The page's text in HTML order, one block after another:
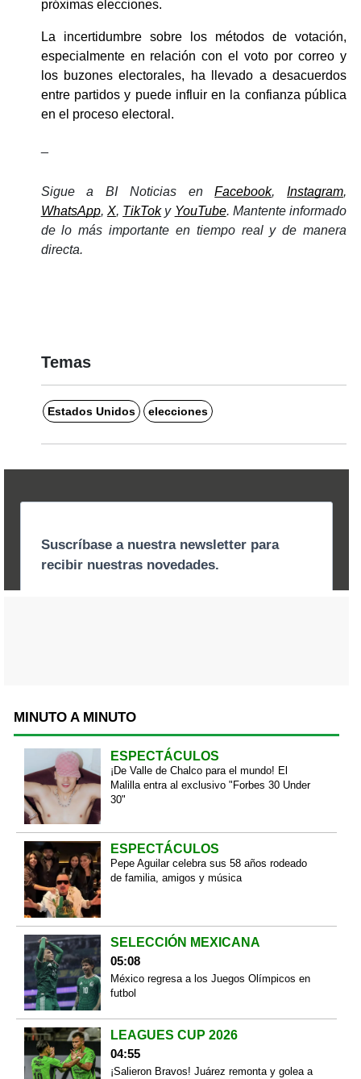
próximas elecciones.
La incertidumbre sobre los métodos de votación,
especialmente en relación con el voto por correo y
los buzones electorales, ha llevado a desacuerdos
entre partidos y puede influir en la confianza pública
en el proceso electoral.
Sigue a BI Noticias en Facebook, Instagram,
WhatsApp, X, TikTok y YouTube. Mantente informado
de lo más importante en tiempo real y de manera
directa.
Temas
Estados Unidos elecciones
MINUTO A MINUTO
ESPECTÁCULOS
¡De Valle de Chalco para el mundo! El
Malilla entra al exclusivo "Forbes 30 Under
30"
ESPECTÁCULOS
Pepe Aguilar celebra sus 58 años rodeado
de familia, amigos y música
SELECCIÓN MEXICANA
05:08
México regresa a los Juegos Olímpicos en
futbol
LEAGUES CUP 2026
04:55
¡Salieron Bravos! Juárez remonta y golea a